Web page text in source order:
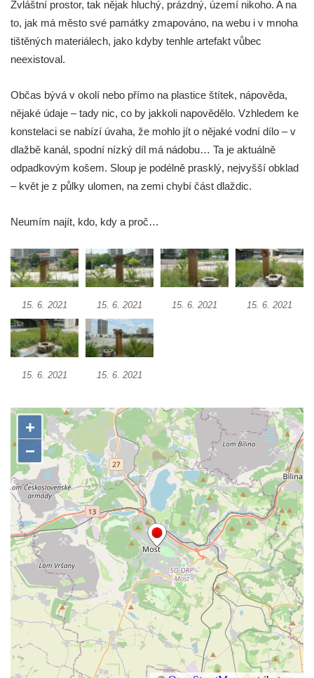
Socha Matka příroda v ZOO Hluboká
Socha Lišky v ZOO Hluboká
Socha Kudlanka v ZOO Hluboká
Socha Rys číhající na srnu v ZOO Hluboká
Socha Orlice v ZOO Hluboká
Socha Tygr v ZOO Hluboká
Socha Želva v ZOO Hluboká
Socha Kozorožec horský v ZOO Hluboká
Socha Nosorožík v ZOO Hluboká
Socha Rosomák v ZOO Hluboká
Socha Beruška v ZOO Hluboká
Socha Vážka v ZOO Hluboká
Socha Volavka v ZOO Hluboká
Lysá nad Labem, barokní město Šporkovo
Socha Opičákovník v ZOO Hluboká
Socha Roháč v ZOO Hluboká
Socha Mystik v ZOO Hluboká
Reliéf Rodina a práce na budově záložny
čp. 69/1 v Českých Budějovicích
Socha Jana Valeria Jirsíka u Černé věže v
Českých Budějovicích
Socha Krista klesajícího pod křížem u
kostela svatého Mikuláše v Českých
Budějovicích
Socha svatého Jana Nepomuckého u
kostela svaté Rodiny v Českých
Budějovicích
Zvláštní prostor, tak nějak hluchý, prázdný, území nikoho. A na
to, jak má město své památky zmapováno, na webu i v mnoha
tištěných materiálech, jako kdyby tenhle artefakt vůbec
neexistoval.
Občas bývá v okolí nebo přímo na plastice štítek, nápověda,
nějaké údaje – tady nic, co by jakkoli napovědělo. Vzhledem ke
konstelaci se nabízí úvaha, že mohlo jít o nějaké vodní dílo – v
dlažbě kanál, spodní nízký díl má nádobu… Ta je aktuálně
odpadkovým košem. Sloup je podélně prasklý, nejvyšší obklad
– květ je z půlky ulomen, na zemi chybí část dlaždic.
Neumím najít, kdo, kdy a proč…
15. 6. 2021 15. 6. 2021 15. 6. 2021 15. 6. 2021
15. 6. 2021 15. 6. 2021